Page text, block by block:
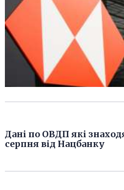
Дані по ОВДП які
серпня від Нацбанку